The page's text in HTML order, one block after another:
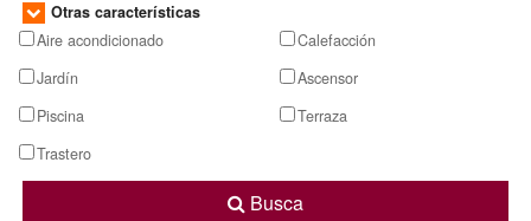
Otras características
Aire acondicionado
Calefacción
Jardín
Ascensor
Piscina
Terraza
Trastero
Busca